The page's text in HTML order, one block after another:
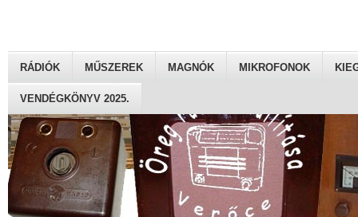
RÁDIÓK MŰSZEREK MAGNÓK MIKROFONOK
VENDÉGKÖNYV 2025.